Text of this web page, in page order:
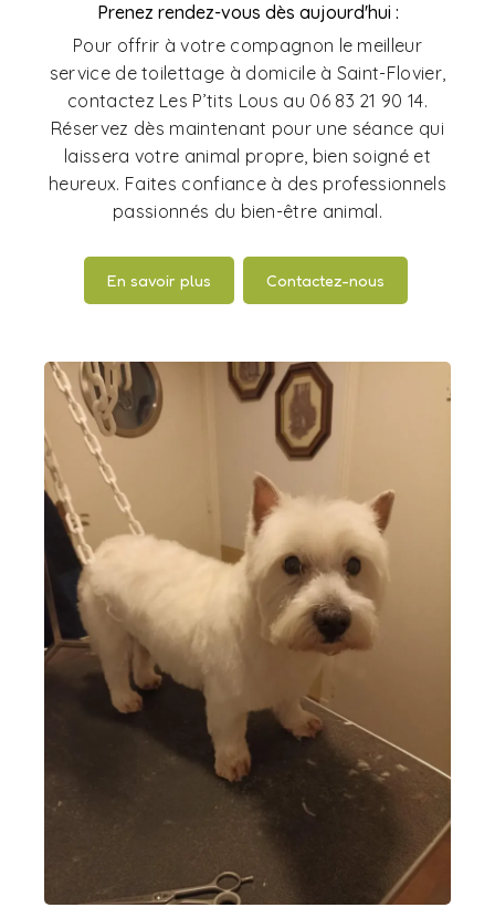
Prenez rendez-vous dès aujourd'hui :
Pour offrir à votre compagnon le meilleur
service de toilettage à domicile à Saint-Flovier,
contactez Les P’tits Lous au 06 83 21 90 14.
Réservez dès maintenant pour une séance qui
laissera votre animal propre, bien soigné et
heureux. Faites confiance à des professionnels
passionnés du bien-être animal.
En savoir plus Contactez-nous